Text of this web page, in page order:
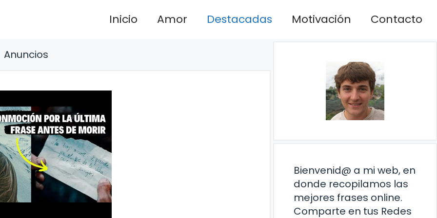
Inicio Amor Destacadas Motivación Contacto
Anuncios
Bienvenid@ a mi web, en
donde recopilamos las
mejores frases online.
Comparte en tus Redes